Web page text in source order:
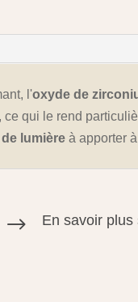
l'oxyde de
ce qui le rend
lumière à apporter
$ En savoir